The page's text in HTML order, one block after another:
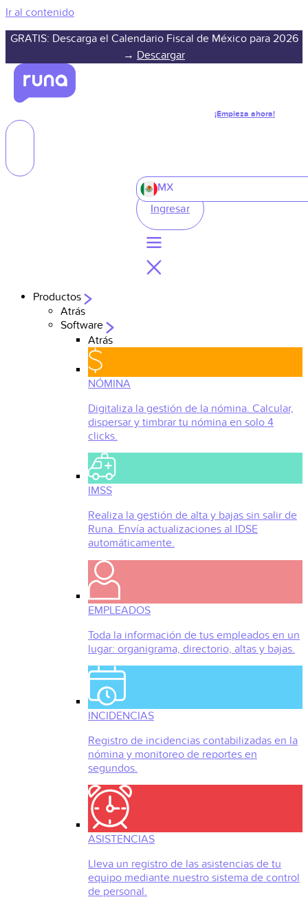
Ir al contenido
GRATIS: Descarga el Calendario Fiscal de México para 2026
→ Descargar
¡Empieza ahora!
MX
Ingresar
Productos
Atrás
Software
Atrás
NÓMINA
Digitaliza la gestión de la nómina. Calcular,
dispersar y timbrar tu nómina en solo 4
clicks.
IMSS
Realiza la gestión de alta y bajas sin salir de
Runa. Envía actualizaciones al IDSE
automáticamente.
EMPLEADOS
Toda la información de tus empleados en un
lugar: organigrama, directorio, altas y bajas.
INCIDENCIAS
Registro de incidencias contabilizadas en la
nómina y monitoreo de reportes en
segundos.
ASISTENCIAS
Lleva un registro de las asistencias de tu
equipo mediante nuestro sistema de control
de personal.